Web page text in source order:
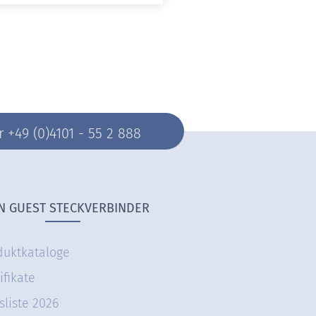
(0)4101 - 55 2 888
GUEST STECKVERBINDER
2026